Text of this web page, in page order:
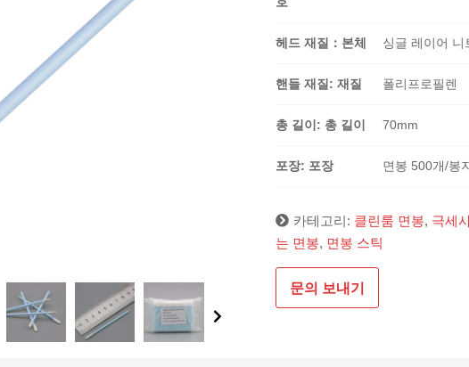
헤드 재질：본체 싱글 레이어 니
핸들 재질: 재질 폴리프로필렌
총 길이: 총 길이 70mm
포장: 포장 면봉 500개/봉
카테고리: 클린룸 면봉, 극세
는 면봉, 면봉 스틱
문의 보내기